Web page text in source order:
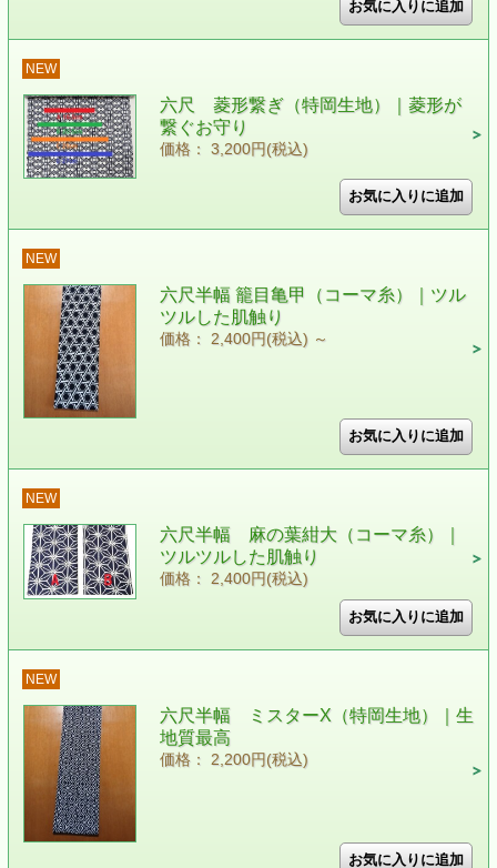
NEW
六尺 菱形繋ぎ（特岡生地）｜菱形が
繋ぐお守り
価格： 3,200円(税込)
NEW
六尺半幅 籠目亀甲（コーマ糸）｜ツル
ツルした肌触り
価格： 2,400円(税込) ～
NEW
六尺半幅 麻の葉紺大（コーマ糸）｜
ツルツルした肌触り
価格： 2,400円(税込)
NEW
六尺半幅 ミスターX（特岡生地）｜生
地質最高
価格： 2,200円(税込)